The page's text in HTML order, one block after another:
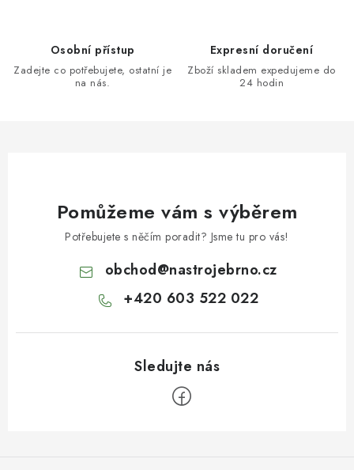
Osobní přístup
Zadejte co potřebujete, ostatní je
na nás.
Expresní doručení
Zboží skladem expedujeme do
24 hodin
Pomůžeme vám s výběrem
Potřebujete s něčím poradit? Jsme tu pro vás!
obchod@nastrojebrno.cz
+420 603 522 022